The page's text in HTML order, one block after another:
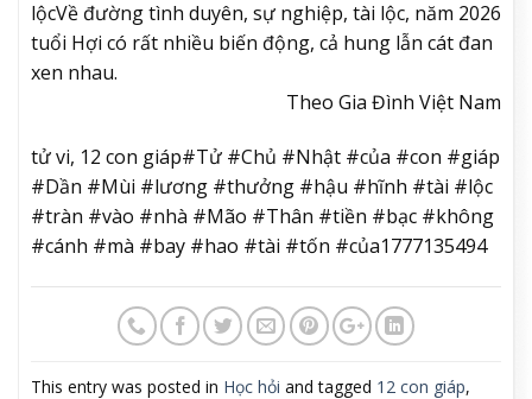
lộcVề đường tình duyên, sự nghiệp, tài lộc, năm 2026
tuổi Hợi có rất nhiều biến động, cả hung lẫn cát đan
xen nhau.
Theo Gia Đình Việt Nam
tử vi, 12 con giáp#Tử #Chủ #Nhật #của #con #giáp
#Dần #Mùi #lương #thưởng #hậu #hĩnh #tài #lộc
#tràn #vào #nhà #Mão #Thân #tiền #bạc #không
#cánh #mà #bay #hao #tài #tốn #của1777135494
This entry was posted in Học hỏi and tagged 12 con giáp,